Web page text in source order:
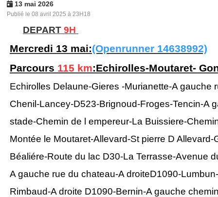
13 mai 2026
Publié le 08 avril 2025 à 23H18
DEPART 9H
Mercredi 13 mai:(Openrunner 14638992)
Parcours 115 km:Echirolles-Moutaret-
Echirolles Delaune-Gieres -Murianette-A gauche
Chenil-Lancey-D523-Brignoud-Froges-Tencin-A
stade-Chemin de l empereur-La Buissiere-
Montée le Moutaret-Allevard-St pierre D
Béaliére-Route du lac D30-La Terrasse-Avenue
A gauche rue du chateau-A droiteD1090-
Rimbaud-A droite D1090-Bernin-A gauche